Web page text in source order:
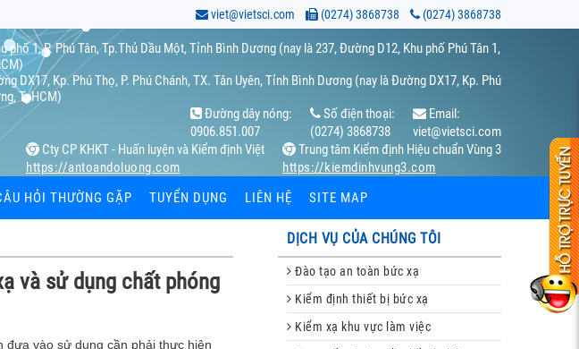
(0274) 3868738
(0274) 3868738
viet@vietsci.com
phố 1, P. Phú Tân, Tp.Thủ Dầu Một, Tỉnh Bình Dương (nay là 237, Đường D12, Khu phố Phú Tân 1,
DX17, Kp. Phú Thọ, P. Phú Chánh, TX. Tân Uyên, Tỉnh Bình Dương (nay là Đường DX17, Kp. Phú
TpHCM)
Email:
viet@vietsci.com
Số điện thoại:
(0274) 3868738
Đường dây nóng:
0906.851.007
Trung tâm Kiểm định Hiệu chuẩn Vùng 3
https://kiemdinhvung3.com
Cty CP KHKT - Huấn luyện và Kiểm định Việt
https://antoandoluong.com
HỎI THƯỜNG GẶP TUYỂN DỤNG LIÊN HỆ SITE MAP
và sử dụng chất phóng
vào sử dụng cần phải thực hiện
DỊCH VỤ CỦA CHÚNG TÔI
Đào tạo an toàn bức xạ
Kiểm định thiết bị bức xạ
Kiểm xạ khu vực làm việc